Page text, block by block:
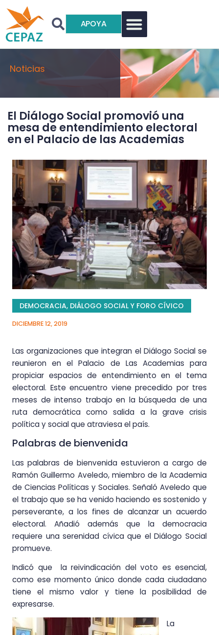
APOYA
Noticias
El Diálogo Social promovió una
mesa de entendimiento electoral
en el Palacio de las Academias
DEMOCRACIA, DIÁLOGO SOCIAL Y FORO CÍVICO
DICIEMBRE 12, 2019
Las organizaciones que integran el Diálogo Social se
reunieron en el Palacio de Las Academias para
propiciar espacios de entendimiento en el tema
electoral. Este encuentro viene precedido por tres
meses de intenso trabajo en la búsqueda de una
ruta democrática como salida a la grave crisis
política y social que atraviesa el país.
Palabras de bienvenida
Las palabras de bienvenida estuvieron a cargo de
Ramón Guillermo Aveledo, miembro de la Academia
de Ciencias Políticas y Sociales. Señaló Aveledo que
el trabajo que se ha venido haciendo es sostenido y
perseverante, a los fines de alcanzar un acuerdo
electoral. Añadió además que la democracia
requiere una serenidad cívica que el Diálogo Social
promueve.
Indicó que la reivindicación del voto es esencial,
como ese momento único donde cada ciudadano
tiene el mismo valor y tiene la posibilidad de
expresarse.
La